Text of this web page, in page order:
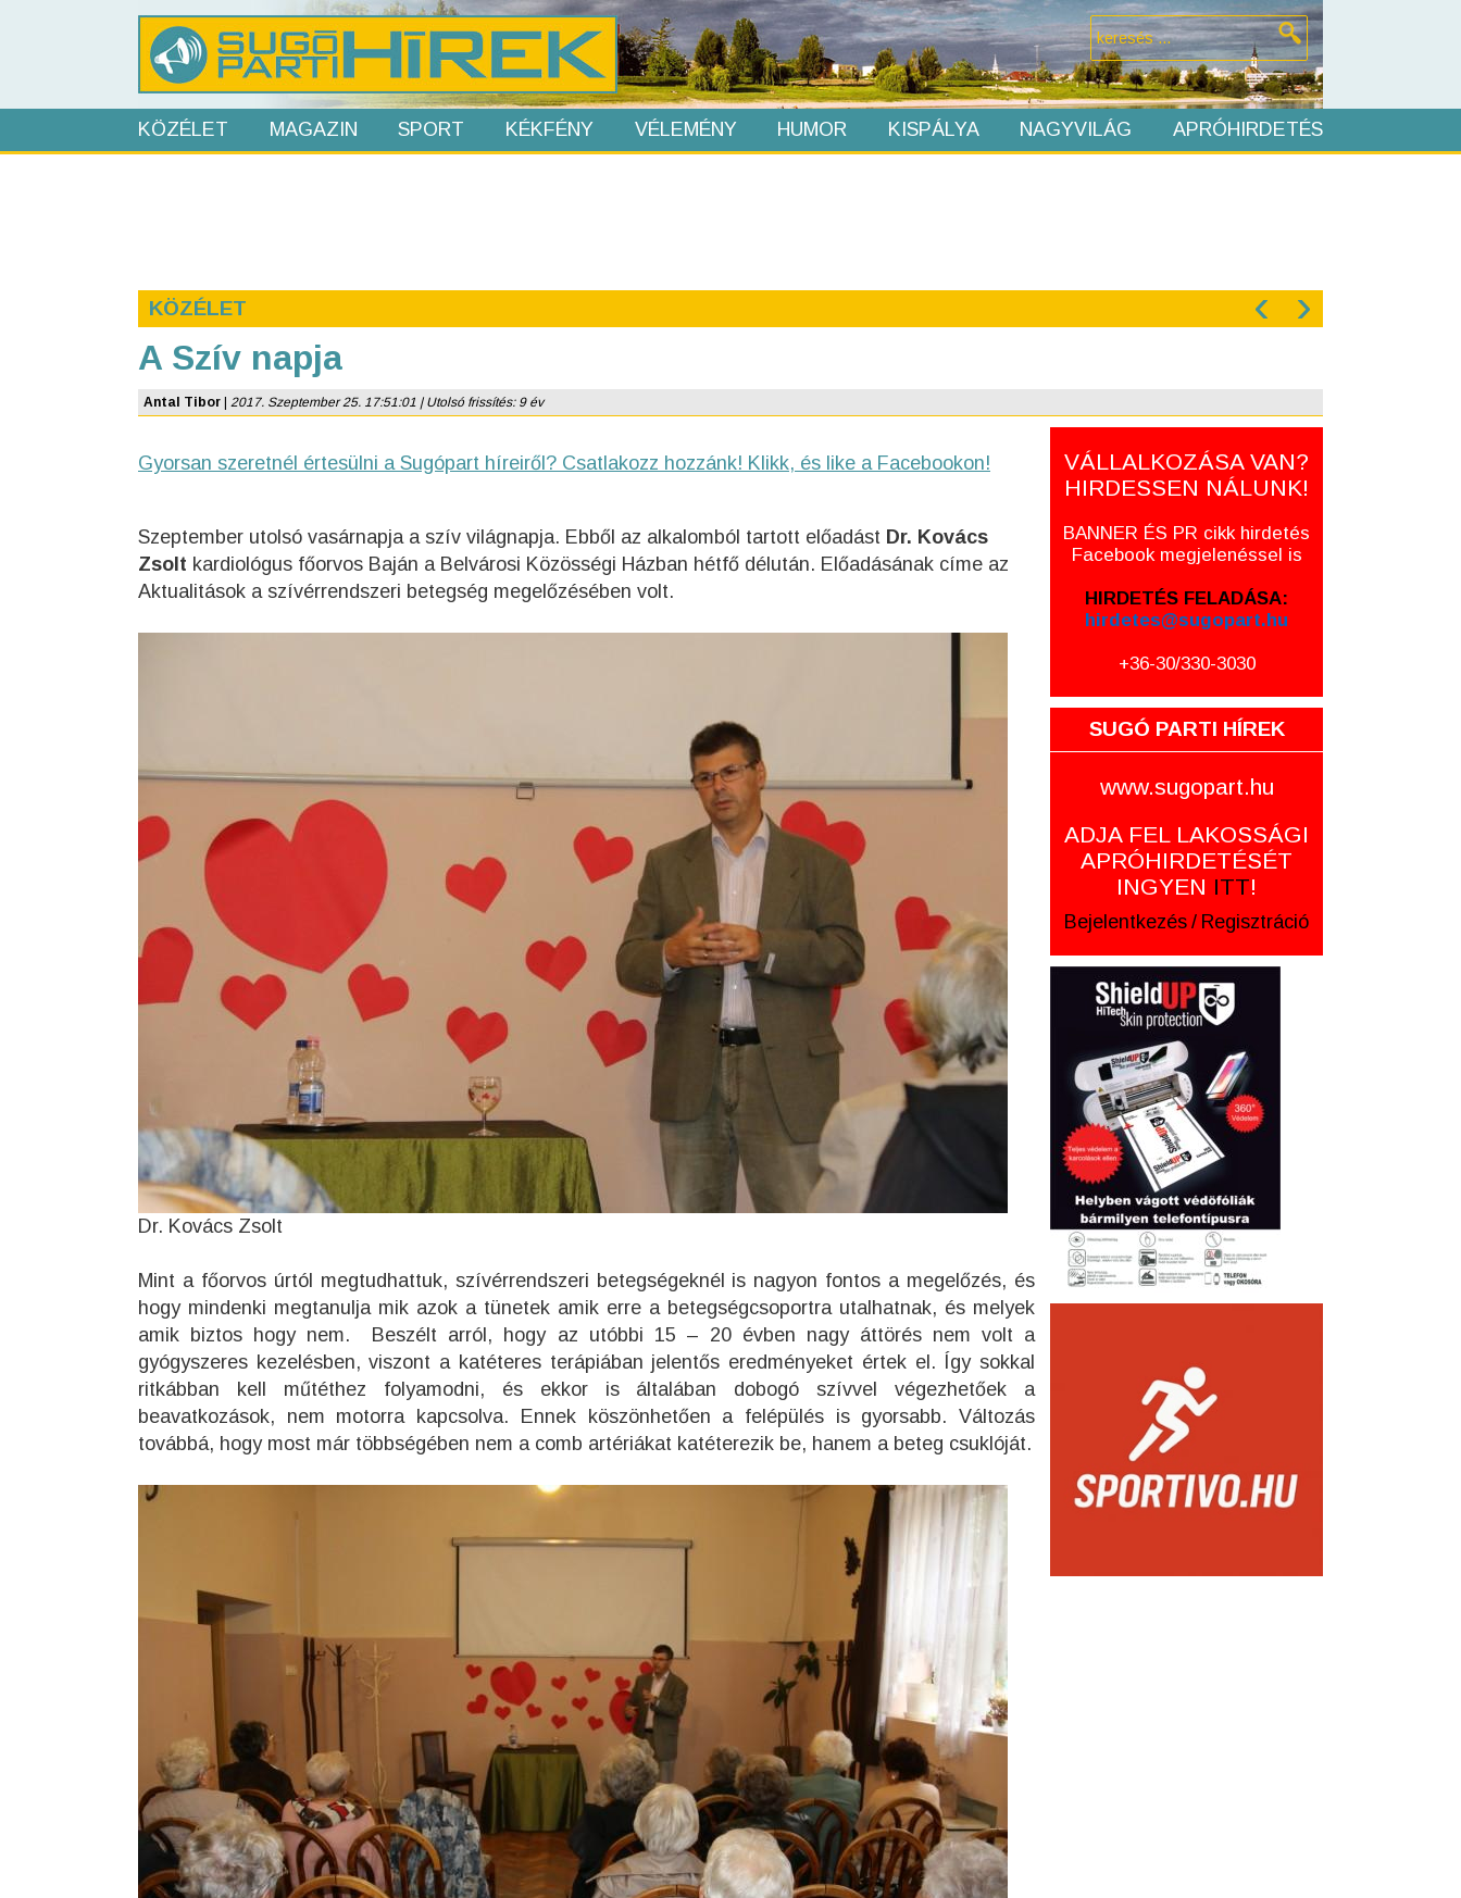
KÖZÉLET MAGAZIN SPORT KÉKFÉNY VÉLEMÉNY HUMOR KISPÁLYA NAGYVILÁG APRÓHIRDETÉS
KÖZÉLET ‹ ›
A Szív napja
Antal Tibor 2017. Szeptember 25. 17:51:01 | Utolsó frissítés: 9 év
Gyorsan szeretnél értesülni a Sugópart híreiről? Csatlakozz hozzánk! Klikk, és like a Facebookon!
Szeptember utolsó vasárnapja a szív világnapja. Ebből az alkalomból tartott előadást Dr. Kovács
Zsolt kardiológus főorvos Baján a Belvárosi Közösségi Házban hétfő délután. Előadásának címe az
Aktualitások a szívérrendszeri betegség megelőzésében volt.
Dr. Kovács Zsolt
Mint a főorvos úrtól megtudhattuk, szívérrendszeri betegségeknél is nagyon fontos a megelőzés, és
hogy mindenki megtanulja mik azok a tünetek amik erre a betegségcsoportra utalhatnak, és melyek
amik biztos hogy nem. Beszélt arról, hogy az utóbbi 15 – 20 évben nagy áttörés nem volt a
gyógyszeres kezelésben, viszont a katéteres terápiában jelentős eredményeket értek el. Így sokkal
ritkábban kell műtéthez folyamodni, és ekkor is általában dobogó szívvel végezhetőek a
beavatkozások, nem motorra kapcsolva. Ennek köszönhetően a felépülés is gyorsabb. Változás
továbbá, hogy most már többségében nem a comb artériákat katéterezik be, hanem a beteg csuklóját.
VÁLLALKOZÁSA VAN?
HIRDESSEN NÁLUNK!
BANNER ÉS PR cikk hirdetés
Facebook megjelenéssel is
HIRDETÉS FELADÁSA:
hirdetes@sugopart.hu
+36-30/330-3030
SUGÓ PARTI HÍREK
www.sugopart.hu
ADJA FEL LAKOSSÁGI
APRÓHIRDETÉSÉT
INGYEN ITT!
Bejelentkezés / Regisztráció